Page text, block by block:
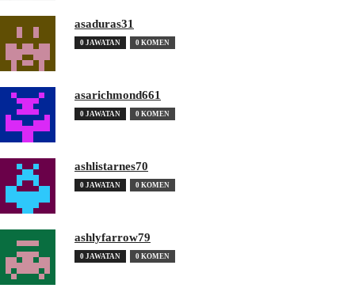
asaduras31
0 JAWATAN 0 KOMEN
asarichmond661
0 JAWATAN 0 KOMEN
ashlistarnes70
0 JAWATAN 0 KOMEN
ashlyfarrow79
0 JAWATAN 0 KOMEN